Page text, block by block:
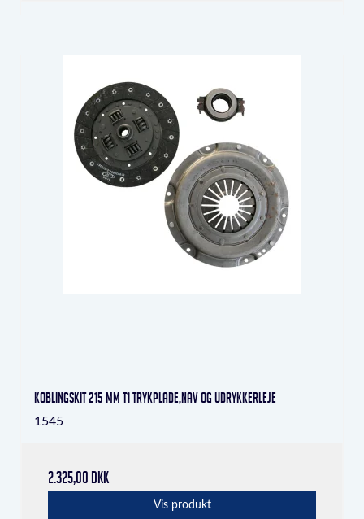
Koblingskit 215 mm T1 trykplade,nav og udrykkerleje
1545
2.325,00 DKK
Vis produkt